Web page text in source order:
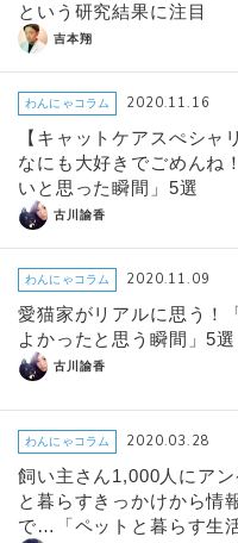
という研究結果に注目
吉本翔
わんにゃコラム 2020.11.16
【キャットケアスぺシャ
なにも大好きでごめんね
いと思った瞬間」5選
古川諭香
わんにゃコラム 2020.11.09
愛猫家がリアルに思う！
よかったと思う瞬間」5選
古川諭香
わんにゃコラム 2020.03.28
飼い主さん1,000人にア
と暮らすきっかけから情
で…「ペットと暮らす生